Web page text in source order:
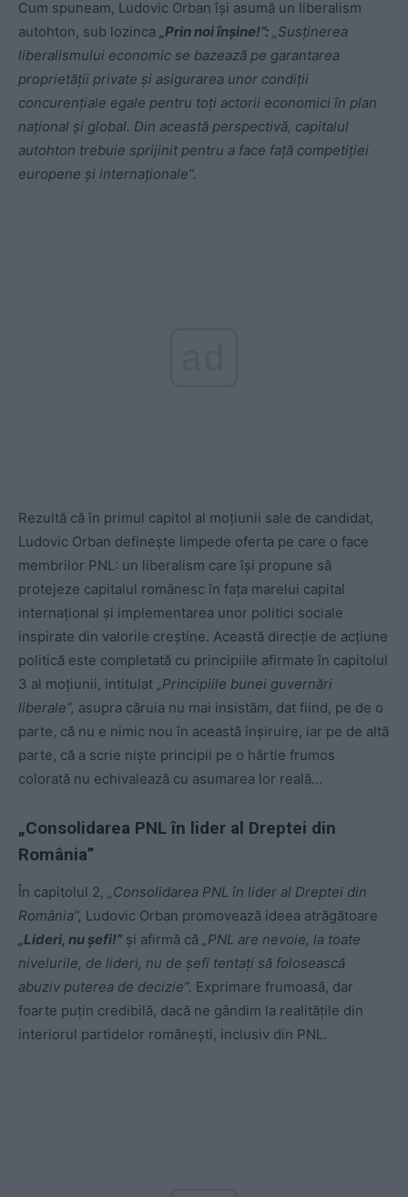
Cum spuneam, Ludovic Orban își asumă un liberalism
autohton, sub lozinca „Prin noi înșine!”: „Susținerea
liberalismului economic se bazează pe garantarea
proprietății private și asigurarea unor condiții
concurențiale egale pentru toți actorii economici în plan
național și global. Din această perspectivă, capitalul
autohton trebuie sprijinit pentru a face față competiției
europene și internaționale”.
Rezultă că în primul capitol al moțiunii sale de candidat,
Ludovic Orban definește limpede oferta pe care o face
membrilor PNL: un liberalism care își propune să
protejeze capitalul românesc în fața marelui capital
internațional și implementarea unor politici sociale
inspirate din valorile creștine. Această direcție de acțiune
politică este completată cu principiile afirmate în capitolul
3 al moțiunii, intitulat „Principiile bunei guvernări
liberale”, asupra căruia nu mai insistăm, dat fiind, pe de o
parte, că nu e nimic nou în această înșiruire, iar pe de altă
parte, că a scrie niște principii pe o hârtie frumos
colorată nu echivalează cu asumarea lor reală…
„Consolidarea PNL în lider al Dreptei din
România”
În capitolul 2,
„Consolidarea PNL în lider al Dreptei din
România”, Ludovic Orban promovează ideea atrăgătoare
„Lideri, nu șefi!”și afirmă că
„PNL are nevoie, la toate
nivelurile, de lideri, nu de șefi tentați să folosească
abuziv puterea de decizie”. Exprimare frumoasă, dar
foarte puțin credibilă, dacă ne gândim la realitățile din
interiorul partidelor românești, inclusiv din PNL.